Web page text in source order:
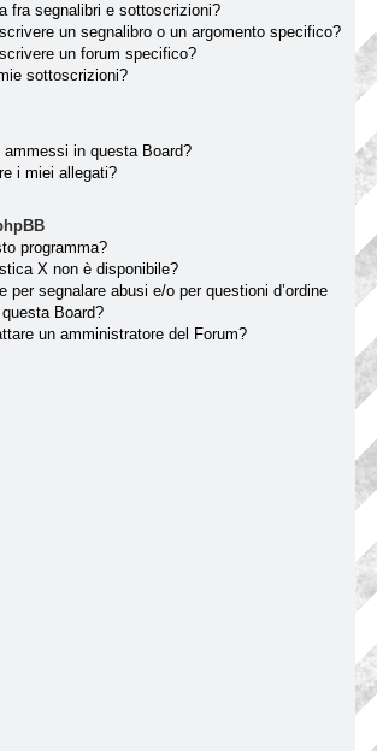
fra segnalibri e sottoscrizioni?
un segnalibro o un argomento specifico?
un forum specifico?
sottoscrizioni?
in questa Board?
i miei allegati?
programma?
X non è disponibile?
per segnalare abusi e/o per questioni d’ordine
Board?
un amministratore del Forum?